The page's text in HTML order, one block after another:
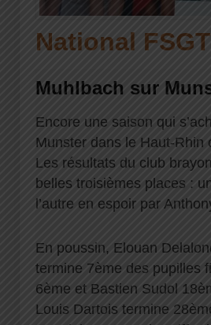
National
Muhlbach sur
Encore une saison qui
Munster dans le Haut-Rhin
Les résultats du club
belles troisièmes places :
l’autre en espoir par
En poussin, Elouan
termine 7ème des pupilles
6ème et Bastien Sudol
Louis Dartois termine